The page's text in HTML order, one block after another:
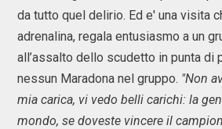
da tutto quel delirio. Ed e' una visita
adrenalina, regala entusiasmo a un
all’assalto dello scudetto in punta di
nessun Maradona nel gruppo. "Non
mia carica, vi vedo belli carichi: la
mondo, se doveste vincere il